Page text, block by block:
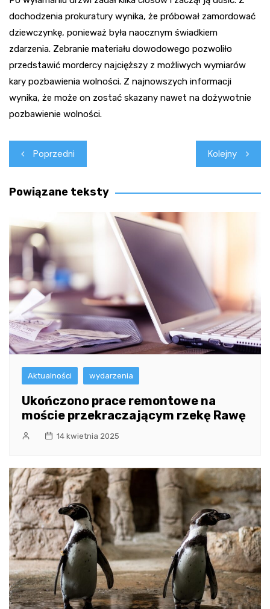
dochodzenia prokuratury wynika, że próbował zamordować
dziewczynkę, ponieważ była naocznym świadkiem
zdarzenia. Zebranie materiału dowodowego pozwoliło
przedstawić mordercy najcięższy z możliwych wymiarów
kary pozbawienia wolności. Z najnowszych informacji
wynika, że może on zostać skazany nawet na dożywotnie
pozbawienie wolności.
Nawigacja
wpisu
Poprzedni Kolejny
Powiązane teksty
Aktualności wydarzenia
Ukończono prace remontowe na
moście przekraczającym rzekę Rawę
14 kwietnia 2025